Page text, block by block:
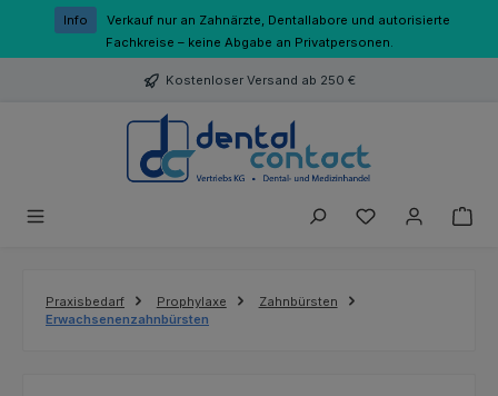
Zum Hauptinhalt springen
Info
Verkauf nur an Zahnärzte, Dentallabore und autorisierte
Fachkreise – keine Abgabe an Privatpersonen.
Kostenloser Versand ab 250 €
Du hast 0
Praxisbedarf Prophylaxe
Zahnbürsten
Erwachsenenzahnbürsten